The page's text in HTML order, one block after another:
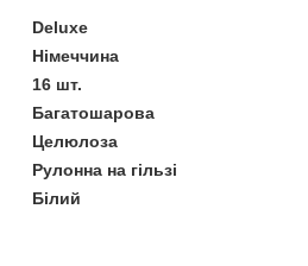
Deluxe
Німеччина
16 шт.
Багатошарова
Целюлоза
Рулонна на гільзі
Білий